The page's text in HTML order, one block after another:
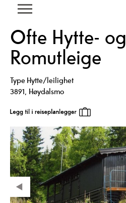
Ofte Hytte- og
Romutleige
TypeHytte/leilighet
3891, Høydalsmo